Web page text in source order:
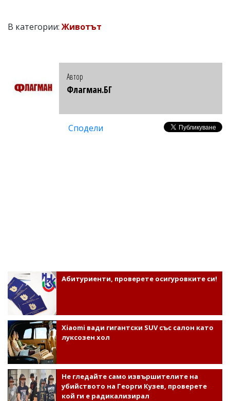
В категории:Животът
Автор
Флагман.БГ
Сподели
Абитуриенти, проверете осигуровките си!
Xiaomi вади гигантски SUV със салон като
луксозен хол
Не гледайте само извършителите на
убийството на Георги Кузев, проверете
кой ги е радикализирал